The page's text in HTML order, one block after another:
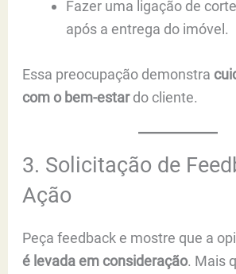
Fazer uma ligação de
após a entrega do imóvel.
Essa preocupação demonstra
com o bem-estardo cliente.
3. Solicitação de
Ação
Peça feedback e mostre que a
é levada em consideração. Mais